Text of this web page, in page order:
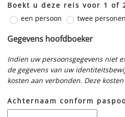
Boekt u deze reis voor 1 of
een persoon
twee personen
Gegevens hoofdboeker
Indien uw persoonsgegevens niet
de gegevens van uw
kosten aan verbonden. Deze
Achternaam conform